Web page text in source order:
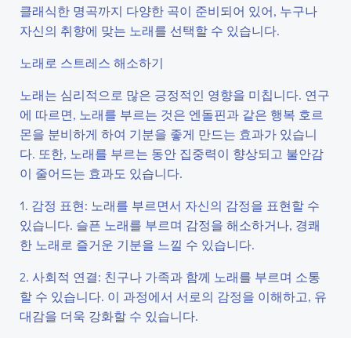
클래식한 명곡까지 다양한 곡이 준비되어 있어, 누구나
자신의 취향에 맞는 노래를 선택할 수 있습니다.
노래로 스트레스 해소하기
노래는 심리적으로 많은 긍정적인 영향을 미칩니다. 연구
에 따르면, 노래를 부르는 것은 엔돌핀과 같은 행복 호르
몬을 분비하게 하여 기분을 좋게 만드는 효과가 있습니
다. 또한, 노래를 부르는 동안 집중력이 향상되고 불안감
이 줄어드는 효과도 있습니다.
1. 감정 표현: 노래를 부르면서 자신의 감정을 표현할 수
있습니다. 슬픈 노래를 부르며 감정을 해소하거나, 경쾌
한 노래로 즐거운 기분을 느낄 수 있습니다.
2. 사회적 연결: 친구나 가족과 함께 노래를 부르며 소통
할 수 있습니다. 이 과정에서 서로의 감정을 이해하고, 유
대감을 더욱 강화할 수 있습니다.